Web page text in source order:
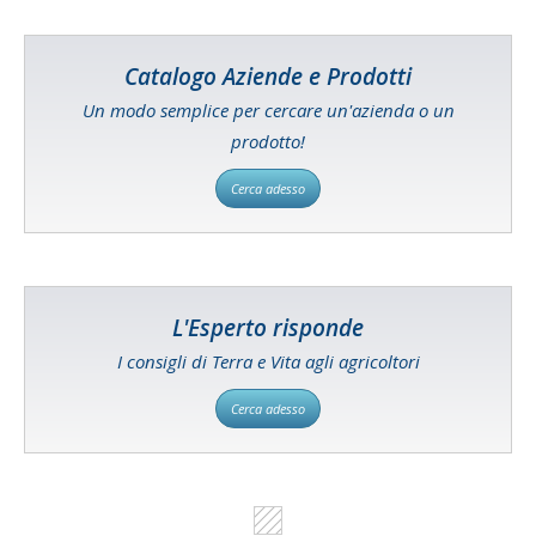
Catalogo Aziende e Prodotti
Un modo semplice per cercare un'azienda o un
prodotto!
Cerca adesso
L'Esperto risponde
I consigli di Terra e Vita agli agricoltori
Cerca adesso